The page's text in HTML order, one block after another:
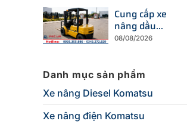
FD30NT-16
Cung cấp xe
nâng dầu
Komatsu 2.5 tấn
08/08/2026
Danh mục sản phẩm
Xe nâng Diesel Komatsu
Xe nâng điện Komatsu